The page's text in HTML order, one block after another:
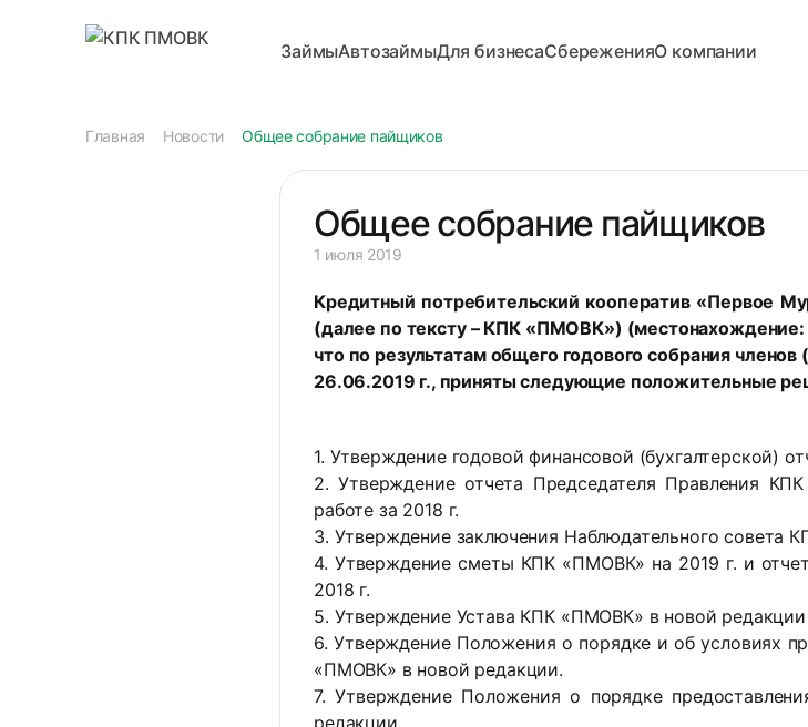
ЗаймыАвтозаймыДля бизнесаСбереженияО компании
Главная Новости Общее собрание пайщиков
Общее собрание пайщиков
1 июля 2019
Кредитный потребительский кооператив «Первое
(далее по тексту – КПК «ПМОВК») (местонахождение:
что по результатам общего годового собрания
26.06.2019 г., приняты следующие положительные
1. Утверждение годовой финансовой (бухгалтерской)
2. Утверждение отчета Председателя Правления
работе за 2018 г.
3. Утверждение заключения Наблюдательного совета
4. Утверждение сметы КПК «ПМОВК» на 2019 г. и
2018 г.
5. Утверждение Устава КПК «ПМОВК» в новой редакции
6. Утверждение Положения о порядке и об условиях
«ПМОВК» в новой редакции.
7. Утверждение Положения о порядке
редакции.